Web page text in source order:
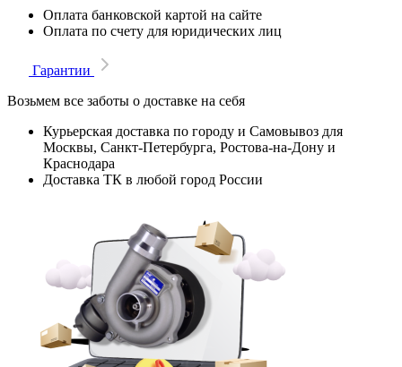
Оплата банковской картой на сайте
Оплата по счету для юридических лиц
Гарантии
Возьмем все заботы о доставке на себя
Курьерская доставка по городу и Самовывоз для
Москвы, Санкт-Петербурга, Ростова-на-Дону и
Краснодара
Доставка ТК в любой город России